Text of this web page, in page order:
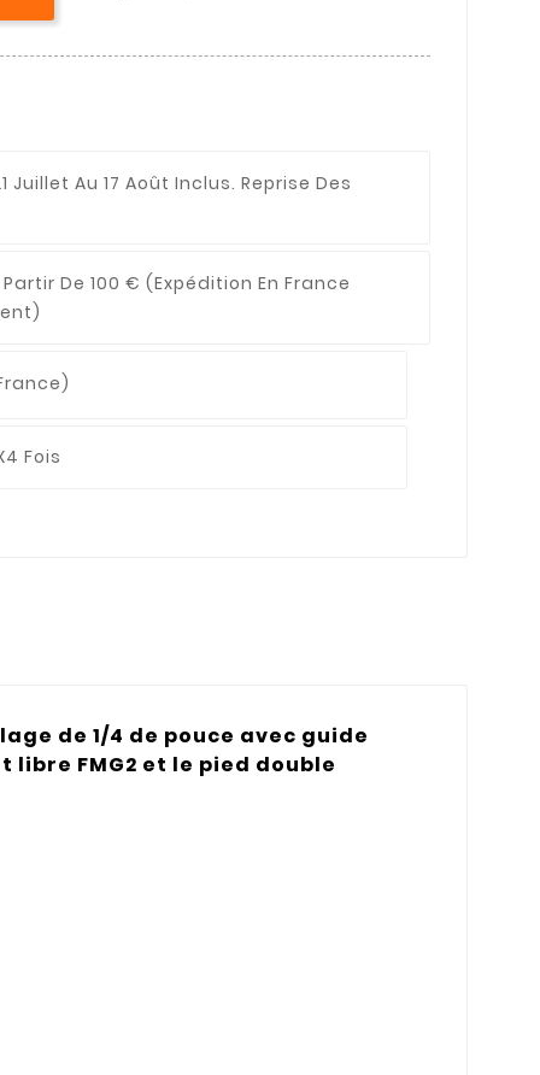
Juillet Au 17 Août Inclus. Reprise Des
De 100 € (expédition En France
Fois
de 1/4 de pouce avec guide
libre FMG2 et le pied double